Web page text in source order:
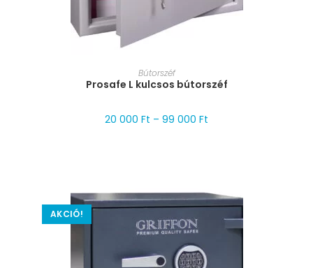
MÉRET VÁLASZTÁSA
Bútorszéf
Prosafe L kulcsos bútorszéf
20 000 Ft – 99 000 Ft
AKCIÓ!